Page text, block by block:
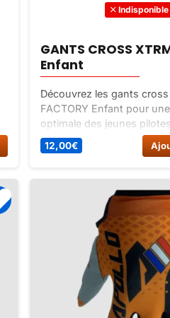
Indisponible
GANTS CROSS
Enfant
Découvrez les gants cross
FACTORY Enfant pour
optimale des jeunes
en plusieurs tailles et
pour débuter avec un
12,00€